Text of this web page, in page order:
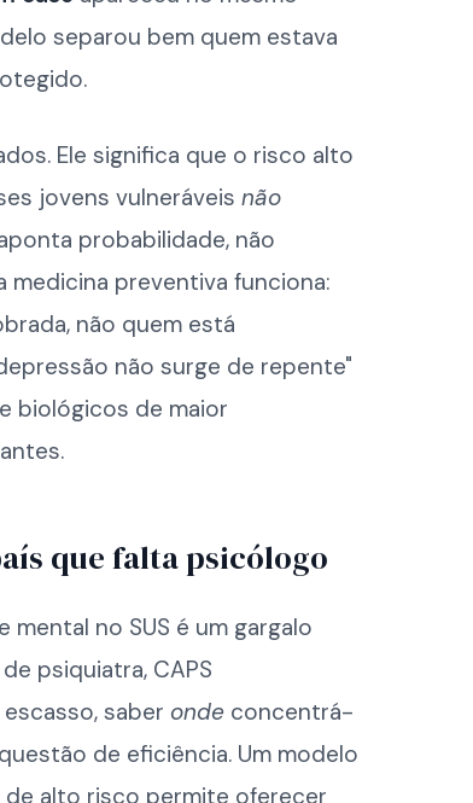
separou bem quem estava
Ele significa que o risco alto
jovens vulneráveis não
probabilidade, não
medicina preventiva funciona:
não quem está
não surge de repente"
biológicos de maior
que falta psicólogo
mental no SUS é um gargalo
psiquiatra, CAPS
saber onde concentrá-
de eficiência. Um modelo
alto risco permite oferecer